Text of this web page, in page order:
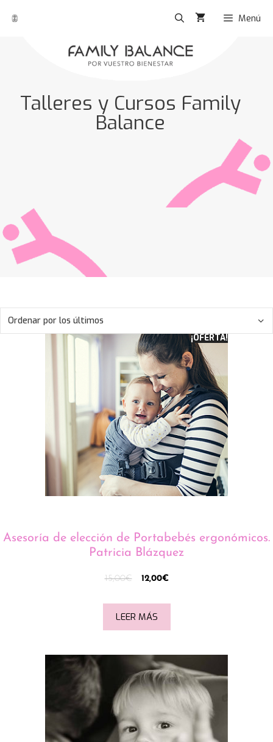
Menú
Talleres y Cursos Family
Balance
¡OFERTA!
Asesoría de elección de Portabebés ergonómicos.
Patricia Blázquez
15,00€ 12,00€
LEER MÁS